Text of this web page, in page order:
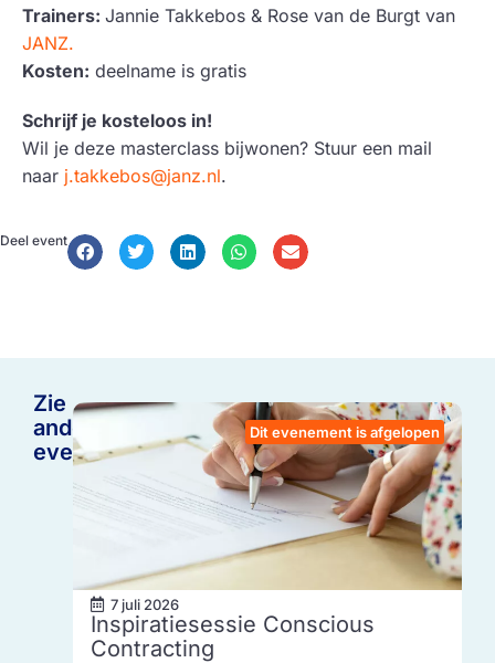
Trainers: Jannie Takkebos & Rose van de Burgt van
JANZ.
Kosten: deelname is gratis
Schrijf je kosteloos in!
Wil je deze masterclass bijwonen? Stuur een mail
naar j.takkebos@janz.nl.
Deel event
Zie
andere
events
Dit evenement is afgelopen
7 juli 2026
Inspiratiesessie Conscious
Contracting